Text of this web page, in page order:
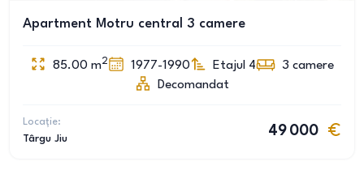
Apartment Motru central 3 camere
85.00 m2 1977-1990 Etajul 4 3 camere
Decomandat
Locație:
Târgu Jiu
49 000